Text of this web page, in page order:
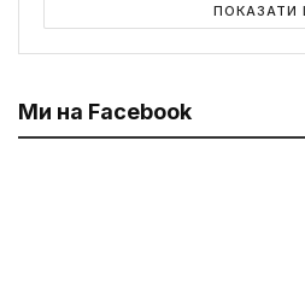
ПОКАЗАТИ
Ми на Facebook